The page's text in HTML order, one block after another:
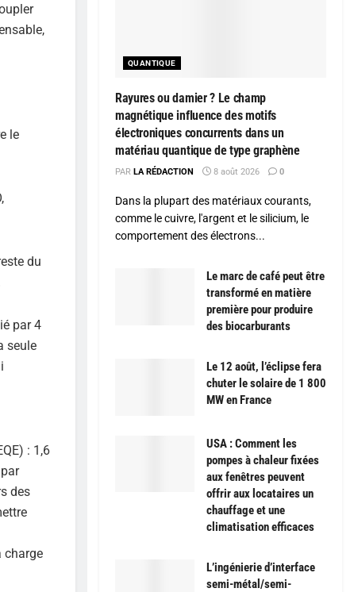
le
du
par 4
seule
: 1,6
des
charge
QUANTIQUE
Rayures ou damier ? Le champ
magnétique influence des motifs
électroniques concurrents dans un
matériau quantique de type graphène
PAR LA RÉDACTION 8 août 2026 0
Dans la plupart des matériaux courants,
comme le cuivre, l'argent et le silicium, le
comportement des électrons...
Le marc de café peut être
transformé en matière
première pour produire
des biocarburants
Le 12 août, l’éclipse fera
chuter le solaire de 1 800
MW en France
USA : Comment les
pompes à chaleur fixées
aux fenêtres peuvent
offrir aux locataires un
chauffage et une
climatisation efficaces
L’ingénierie d’interface
semi-métal/semi-